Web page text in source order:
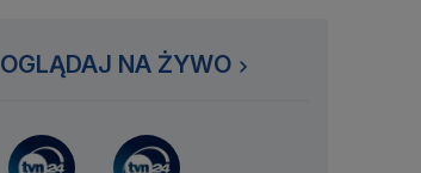
OGLĄDAJ NA ŻYWO